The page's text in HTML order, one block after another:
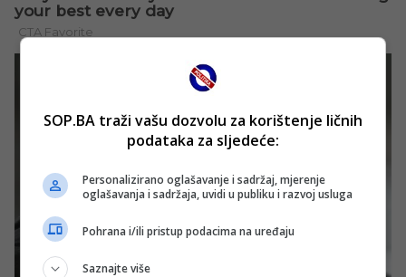
SOP.BA traži vašu dozvolu za korištenje ličnih
podataka za sljedeće:
Personalizirano oglašavanje i sadržaj, mjerenje
oglašavanja i sadržaja, uvidi u publiku i razvoj usluga
Pohrana i/ili pristup podacima na uređaju
Saznajte više